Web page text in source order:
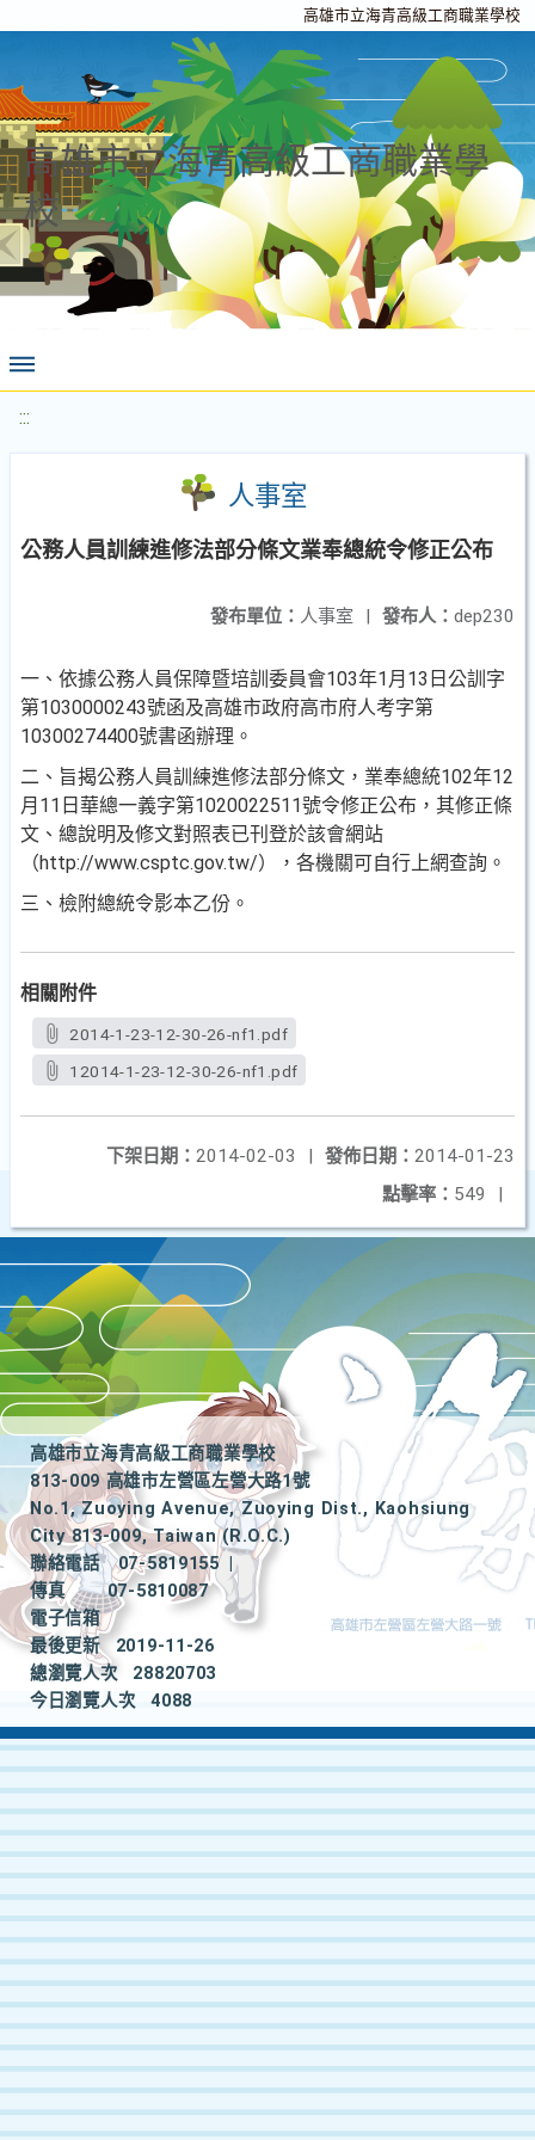
高雄市立海青高級工商職業學校
高雄市立海青高級工商職業學
校
:::
人事室
公務人員訓練進修法部分條文業奉總統令修正公布
發布人： dep230
發布單位： 人事室 |
一、依據公務人員保障暨培訓委員會103年1月13日公訓字
第1030000243號函及高雄市政府高市府人考字第
10300274400號書函辦理。
二、旨揭公務人員訓練進修法部分條文，業奉總統102年12
月11日華總一義字第1020022511號令修正公布，其修正條
文 、總說明及修文對照表已刊登於該會網站
（http://www.csptc.gov.tw/），各機關可自行上網查詢。
三、檢附總統令影本乙份。
相關附件
2014-1-23-12-30-26-nf1.pdf
12014-1-23-12-30-26-nf1.pdf
發佈日期： 2014-01-23
下架日期： 2014-02-03
|
點擊率： 549 |
高雄市立海青高級工商職業學校
813-009 高雄市左營區左營大路1號
No.1, Zuoying Avenue, Zuoying Dist., Kaohsiung
City 813-009, Taiwan (R.O.C.)
聯絡電話
07-5819155
|
傳真
07-5810087
電子信箱
最後更新
2019-11-26
總瀏覽人次
28820703
今日瀏覽人次
4088